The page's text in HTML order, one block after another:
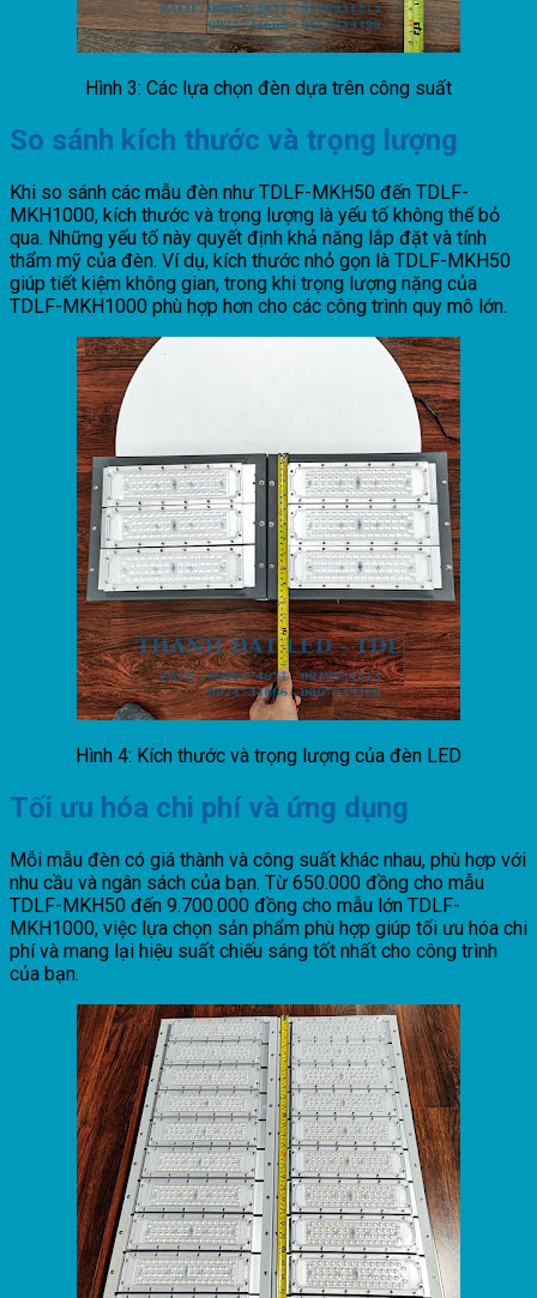
Hình 3: Các lựa chọn đèn dựa trên công suất
So sánh kích thước và trọng lượng
Khi so sánh các mẫu đèn như TDLF-MKH50 đến TDLF-
MKH1000, kích thước và trọng lượng là yếu tố không thể bỏ
qua. Những yếu tố này quyết định khả năng lắp đặt và tính
thẩm mỹ của đèn. Ví dụ, kích thước nhỏ gọn là TDLF-MKH50
giúp tiết kiệm không gian, trong khi trọng lượng nặng của
TDLF-MKH1000 phù hợp hơn cho các công trình quy mô lớn.
Hình 4: Kích thước và trọng lượng của đèn LED
Tối ưu hóa chi phí và ứng dụng
Mỗi mẫu đèn có giá thành và công suất khác nhau, phù hợp với
nhu cầu và ngân sách của bạn. Từ 650.000 đồng cho mẫu
TDLF-MKH50 đến 9.700.000 đồng cho mẫu lớn TDLF-
MKH1000, việc lựa chọn sản phẩm phù hợp giúp tối ưu hóa chi
phí và mang lại hiệu suất chiếu sáng tốt nhất cho công trình
của bạn.